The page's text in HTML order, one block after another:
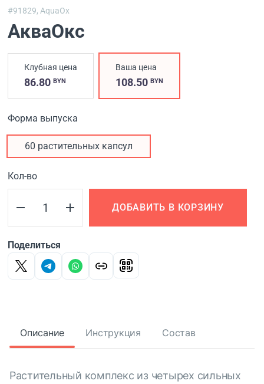
#91829,AquaOx
АкваОкс
Клубная цена
86.80 BYN
Ваша цена
108.50BYN
Форма выпуска
60 растительных капсул
Кол-во
ДОБАВИТЬ В КОРЗИНУ
Поделиться
Описание Инструкция Состав
Растительный комплекс из четырех сильных